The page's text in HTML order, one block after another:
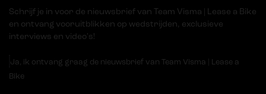
Schrijf je in voor de nieuwsbrief van Team Visma | Lease a Bike
en ontvang vooruitblikken op wedstrijden, exclusieve
interviews en video's!
Ja, ik ontvang graag de nieuwsbrief van Team Visma | Lease a
Bike